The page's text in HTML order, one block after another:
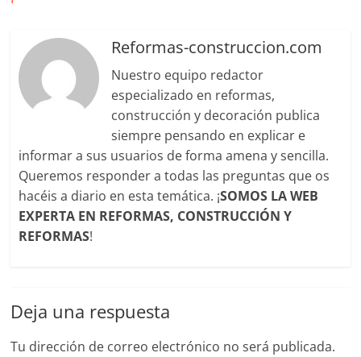
Reformas-construccion.com
Nuestro equipo redactor
especializado en reformas,
construcción y decoración publica
siempre pensando en explicar e
informar a sus usuarios de forma amena y sencilla.
Queremos responder a todas las preguntas que os
hacéis a diario en esta temática. ¡SOMOS LA WEB
EXPERTA EN REFORMAS, CONSTRUCCIÓN Y
REFORMAS!
Deja una respuesta
Tu dirección de correo electrónico no será publicada.